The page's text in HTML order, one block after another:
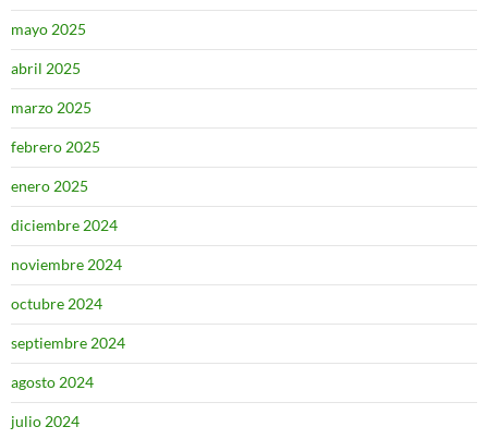
mayo 2025
abril 2025
marzo 2025
febrero 2025
enero 2025
diciembre 2024
noviembre 2024
octubre 2024
septiembre 2024
agosto 2024
julio 2024